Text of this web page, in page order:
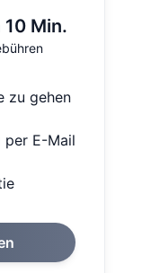
Min.
zu gehen
per E-Mail